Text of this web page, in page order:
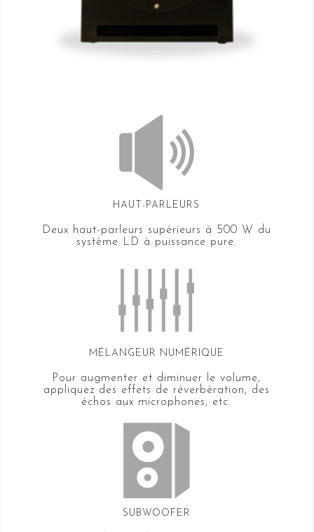
HAUT-PARLEURS
Deux haut-parleurs supérieurs à 500 W du
système LD à puissance pure.
MÉLANGEUR NUMÉRIQUE
Pour augmenter et diminuer le volume,
appliquez des effets de réverbération, des
échos aux microphones, etc.
SUBWOOFER